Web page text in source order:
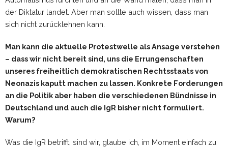
der Diktatur landet. Aber man sollte auch wissen, dass man
sich nicht zurücklehnen kann.
Man kann die aktuelle Protestwelle als Ansage verstehen
– dass wir nicht bereit sind, uns die Errungenschaften
unseres freiheitlich demokratischen Rechtsstaats von
Neonazis kaputt machen zu lassen. Konkrete Forderungen
an die Politik aber haben die verschiedenen Bündnisse in
Deutschland und auch die IgR bisher nicht formuliert.
Warum?
Was die IgR betrifft, sind wir, glaube ich, im Moment einfach zu